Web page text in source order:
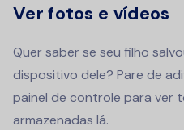
Ver fotos e vídeos
Quer saber se seu filho
dispositivo dele? Pare de
painel de controle para ver
armazenadas lá.